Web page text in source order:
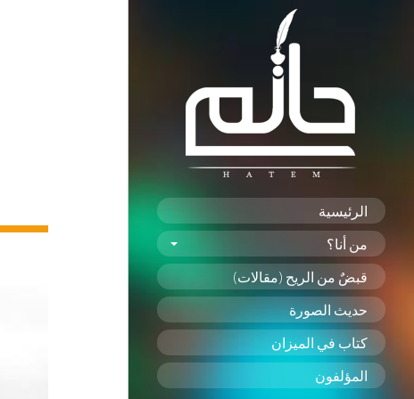
الرئيسية
من أنا؟
قبضٌ من الريح (مقالات)
حديث الصورة
كتاب في الميزان
المؤلفون